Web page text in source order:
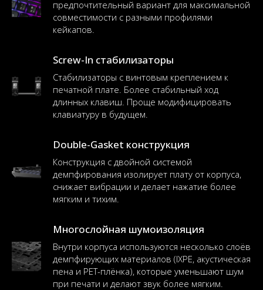
предпочтительный вариант для максимальной
совместимости с разными профилями
кейкапов.
Screw-In стабилизаторы
Стабилизаторы с винтовым креплением к
печатной плате. Более стабильный ход
длинных клавиш. Проще модифицировать
клавиатуру в будущем.
Double-Gasket конструкция
Конструкция с двойной системой
демпфирования изолирует плату от корпуса,
снижает вибрации и делает нажатие более
мягким и тихим.
Многослойная шумоизоляция
Внутри корпуса используются несколько слоёв
демпфирующих материалов (IXPE, акустическая
пена и PET-плёнка), которые уменьшают шум
при печати и делают звук более мягким.